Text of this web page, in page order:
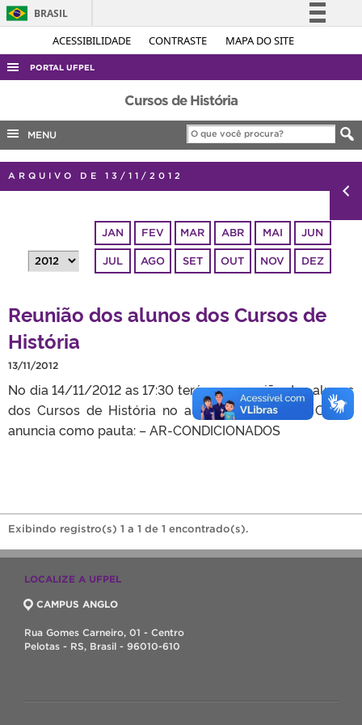
ACESSIBILIDADE CONTRASTE MAPA DO SITE
BRASIL
Simplifique!
Legislação
Canais
PORTAL UFPEL
ACESSO À INFORMAÇÃO
AUDITORIA
COBALTO
CONCURSOS
OUVIDORIA
TELEFONES
Cursos de História
MENU
ARQUIVO DE 13/11/2012
JAN FEV MAR ABR MAI JUN
JUL AGO SET OUT NOV DEZ
Reunião dos alunos dos Cursos de
História
13/11/2012
No dia 14/11/2012 as 17:30 terá uma reunião dos alunos
dos Cursos de História no auditório de ICH. O CAHIS
anuncia como pauta: – AR-CONDICIONADOS
Exibindo registro(s) 1 a 1 de 1 encontrado(s).
LOCALIZE A UFPEL
CAMPUS ANGLO
Rua Gomes Carneiro, 01 - Centro
Pelotas - RS, Brasil - 96010-610